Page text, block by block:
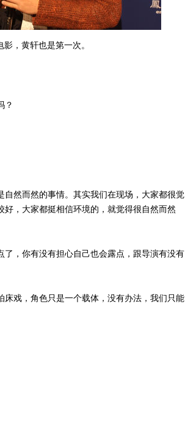
，黄轩也是第一次。
？
然而然的事情。其实我们在现场，大家都很觉
，大家都挺相信环境的，就觉得很自然而然
了，你有没有担心自己也会露点，跟导演有没有
戏，角色只是一个载体，没有办法，我们只能